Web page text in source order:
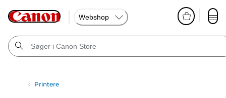
Webshop
Printere